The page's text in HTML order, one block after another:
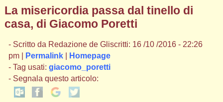
La misericordia passa dal tinello di
casa, di Giacomo Poretti
- Scritto da Redazione de Gliscritti: 16 /10 /2016 - 22:26
pm |
Permalink|
Homepage
- Tag usati: giacomo_poretti
- Segnala questo articolo: